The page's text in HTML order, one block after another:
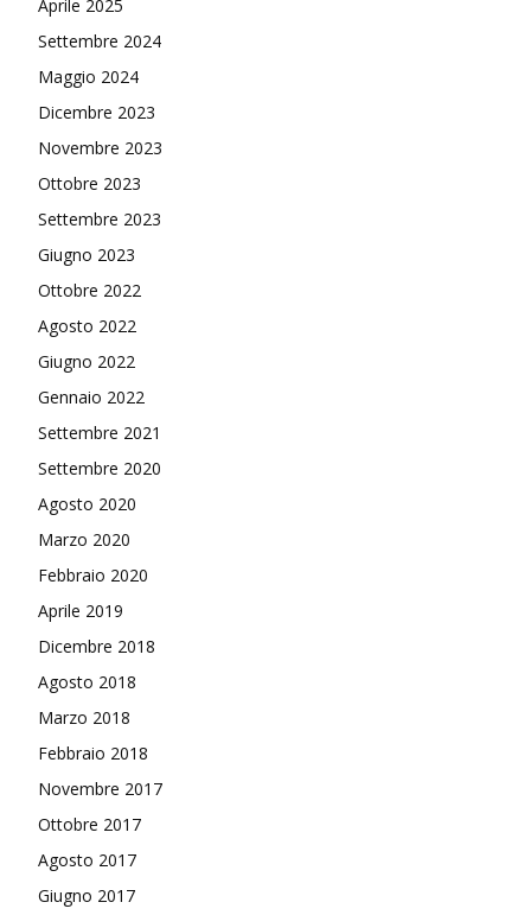
Aprile 2025
Settembre 2024
Maggio 2024
Dicembre 2023
Novembre 2023
Ottobre 2023
Settembre 2023
Giugno 2023
Ottobre 2022
Agosto 2022
Giugno 2022
Gennaio 2022
Settembre 2021
Settembre 2020
Agosto 2020
Marzo 2020
Febbraio 2020
Aprile 2019
Dicembre 2018
Agosto 2018
Marzo 2018
Febbraio 2018
Novembre 2017
Ottobre 2017
Agosto 2017
Giugno 2017